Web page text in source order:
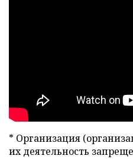
* Организация
их деятельность